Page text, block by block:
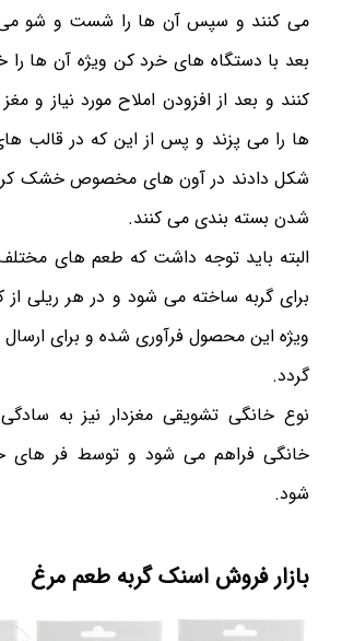
می کنند و سپس آن ها را شست و شو می
بعد با دستگاه های خرد کن ویژه آن ها
کنند و بعد از افزودن املاح مورد نیاز و
ها را می پزند و پس از این که در قالب
شکل دادند در آون های مخصوص خشک
شدن بسته بندی می کنند.
البته باید توجه داشت که طعم های
برای گربه ساخته می شود و در هر ریلی
ویژه این محصول فرآوری شده و برای ارسال
گردد.
نوع خانگی تشویقی مغزدار نیز به
خانگی فراهم می شود و توسط فر های
شود.
بازار فروش اسنک گربه طعم مرغ